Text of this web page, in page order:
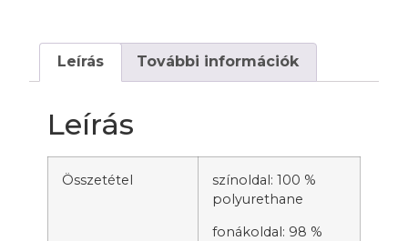
Leírás További információk
Leírás
Összetétel
színoldal: 100 %
polyurethane
fonákoldal: 98 %